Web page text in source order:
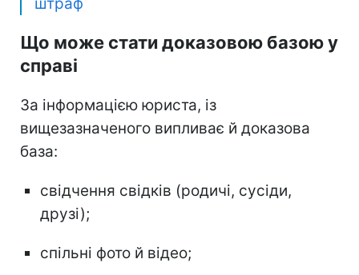
Що може стати доказовою базою у
справі
За інформацією юриста, із
вищезазначеного випливає й доказова
база:
свідчення свідків (родичі, сусіди,
друзі);
спільні фото й відео;